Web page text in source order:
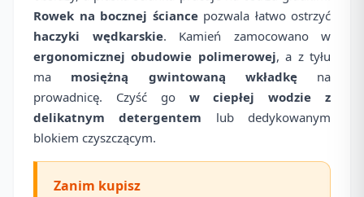
Rowek na bocznej ściancepozwala łatwo ostrzyć
haczyki wędkarskie. Kamień zamocowano w
ergonomicznej obudowie polimerowej, a z tyłu
ma mosiężną gwintowaną wkładkęna
prowadnicę. Czyść go w ciepłej wodzie z
delikatnym detergentem lub dedykowanym
blokiem czyszczącym.
Zanim kupisz